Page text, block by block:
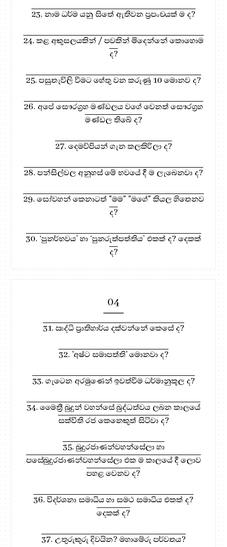
23. නාම ධර්ම යනු සිතේ ඇතිවන ප්‍රපංචයක් ම ද?
24. කළ අකුසලයකින් / පවකින් මිදෙන්නේ කොහොම
ද?
25. පසුතැවිලි වීමට හේතු වන කරුණු 10 මොනව ද?
26. අපේ සෞරග්‍රහ මණ්ඩලය වගේ වෙනත් සෞරග්‍රහ
මණ්ඩල තිබේ ද?
27. දෙමව්පියන් ගැන කලකිරිලා ද?
28. පන්සිල්වල අනුහස් මේ භවයේ දී ම ලැබෙනවා ද?
29. සෝවහන් කෙනාටත් "මම" "මගේ" කියල හිතෙනව
ද?
30. ‘පුනර්භවය’ හා ‘පුනරුත්පත්තිය’ එකක් ද? දෙකක්
ද?
04
31. ඍද්ධි ප්‍රාතිහාර්ය දක්වන්නේ කෙසේ ද?
32. 'අෂ්ට සමාපත්ති' මොනවා ද?
33. ගැටෙන අරමුණෙන් ඉවත්වීම ධර්මානුකූල ද?
34. මෛත්‍රී බුදුන් වහන්සේ බුද්ධත්වය ලබන කාලයේ
සක්විති රජ කෙනෙකුත් සිටිවා ද?
35. බුදුරජාණන්වහන්සේලා හා
පසේබුදුරජාණන්වහන්සේලා එක ම කාලයේ දී ලොව
පහළ වෙනව ද?
36. විදර්ශනා සමාධිය හා සමථ සමාධිය එකක් ද?
දෙකක් ද?
37. උතුරුකුරු දිවයින? මහාමේරු පර්වතය?